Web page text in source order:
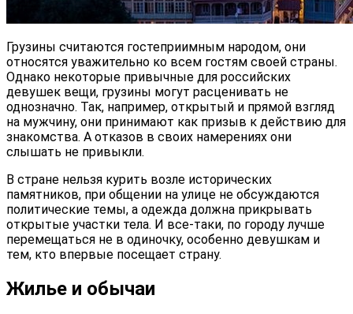
Грузины считаются гостеприимным народом, они
относятся уважительно ко всем гостям своей страны.
Однако некоторые привычные для российских
девушек вещи, грузины могут расценивать не
однозначно. Так, например, открытый и прямой взгляд
на мужчину, они принимают как призыв к действию для
знакомства. А отказов в своих намерениях они
слышать не привыкли.
В стране нельзя курить возле исторических
памятников, при общении на улице не обсуждаются
политические темы, а одежда должна прикрывать
открытые участки тела. И все-таки, по городу лучше
перемещаться не в одиночку, особенно девушкам и
тем, кто впервые посещает страну.
Жилье и обычаи